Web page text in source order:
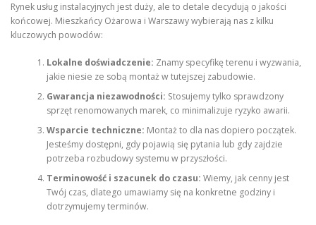
Rynek usług instalacyjnych jest duży, ale to detale decydują o jakości
końcowej. Mieszkańcy Ożarowa i Warszawy wybierają nas z kilku
kluczowych powodów:
Lokalne doświadczenie: Znamy specyfikę terenu i wyzwania,
jakie niesie ze sobą montaż w tutejszej zabudowie.
Gwarancja niezawodności: Stosujemy tylko sprawdzony
sprzęt renomowanych marek, co minimalizuje ryzyko awarii.
Wsparcie techniczne: Montaż to dla nas dopiero początek.
Jesteśmy dostępni, gdy pojawią się pytania lub gdy zajdzie
potrzeba rozbudowy systemu w przyszłości.
Terminowość i szacunek do czasu: Wiemy, jak cenny jest
Twój czas, dlatego umawiamy się na konkretne godziny i
dotrzymujemy terminów.